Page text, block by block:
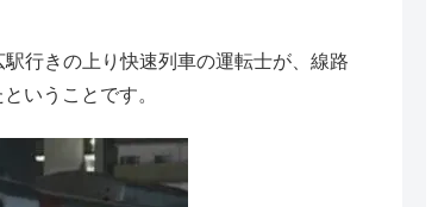
行きの上り快速列車の運転士が、線路
いうことです。